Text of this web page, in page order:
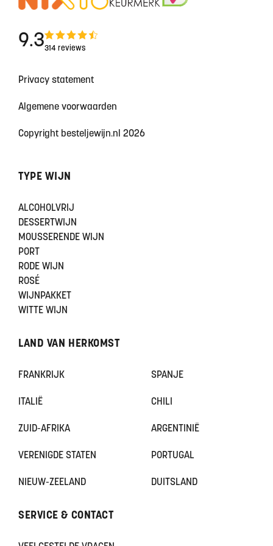
9.3314 reviews
Privacy statement
Algemene voorwaarden
Copyright besteljewijn.nl 2026
TYPE WIJN
ALCOHOLVRIJ
DESSERTWIJN
MOUSSERENDE WIJN
PORT
RODE WIJN
ROSÉ
WIJNPAKKET
WITTE WIJN
LAND VAN HERKOMST
FRANKRIJK SPANJE
ITALIË CHILI
ZUID-AFRIKA ARGENTINIË
VERENIGDE STATEN PORTUGAL
NIEUW-ZEELAND DUITSLAND
SERVICE & CONTACT